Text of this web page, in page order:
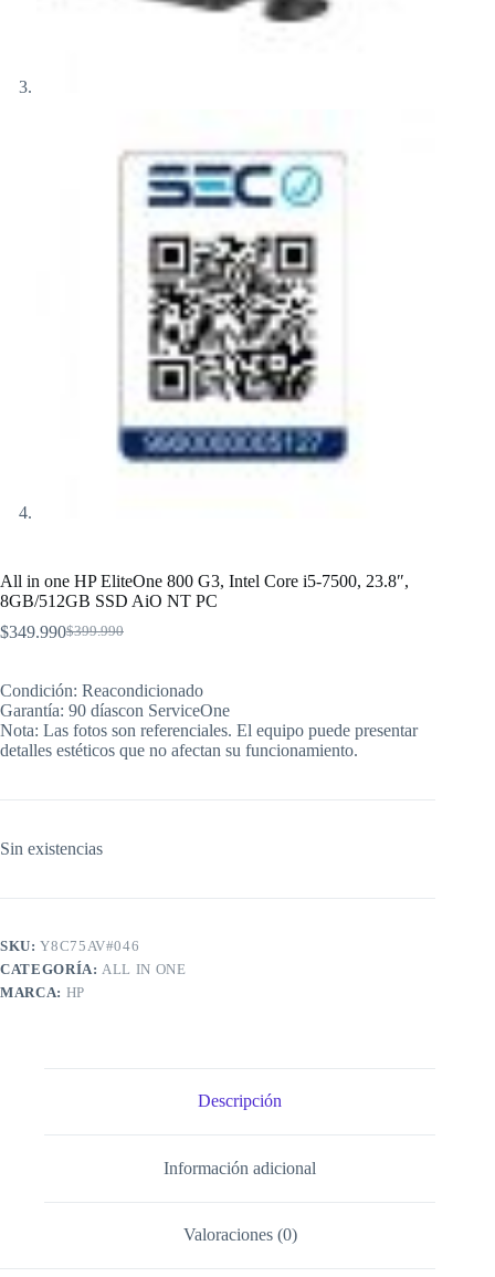
All in one HP EliteOne 800 G3, Intel Core i5-7500, 23.8″,
8GB/512GB SSD AiO NT PC
$399.990
El
original
era:
$399.990.
$349.990El
actual
es:
$349.990.
Condición: Reacondicionado
Garantía: 90 díascon ServiceOne
Nota: Las fotos son referenciales. El equipo puede presentar
detalles estéticos que no afectan su funcionamiento.
Sin existencias
SKU:Y8C75AV#046
CATEGORÍA: ALL IN ONE
MARCA: HP
Descripción
Información adicional
Valoraciones (0)